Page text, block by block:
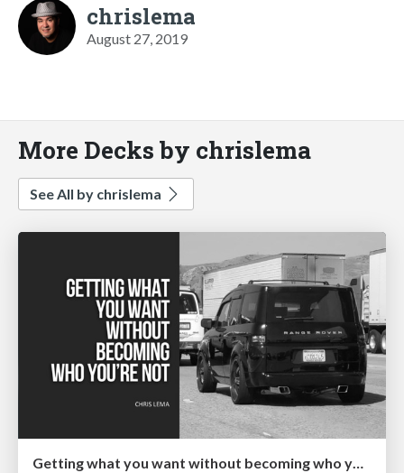
chrislema
August 27, 2019
More Decks by chrislema
See All by chrislema
Getting what you want without becoming who you're not